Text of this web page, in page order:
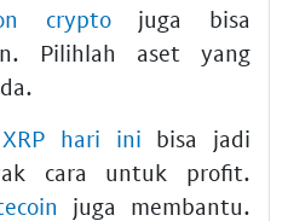
cryptojuga bisa
Pilihlah aset yang
hari ini bisa jadi
cara untuk profit.
juga membantu.